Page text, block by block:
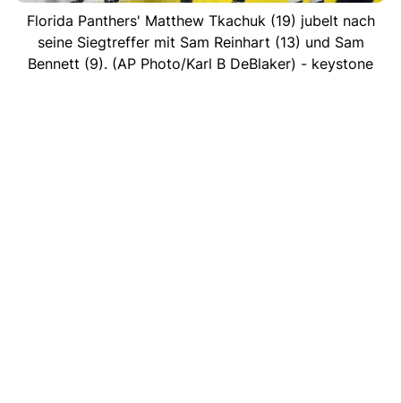
Florida Panthers' Matthew Tkachuk (19) jubelt nach
seine Siegtreffer mit Sam Reinhart (13) und Sam
Bennett (9). (AP Photo/Karl B DeBlaker) - keystone